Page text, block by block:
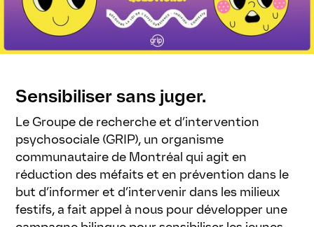
Sensibiliser sans juger.
Le Groupe de recherche et d’intervention
psychosociale (GRIP), un organisme
communautaire de Montréal qui agit en
réduction des méfaits et en prévention dans le
but d’informer et d’intervenir dans les milieux
festifs, a fait appel à nous pour développer une